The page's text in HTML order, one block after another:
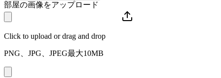
部屋の画像をアップロード
Click to upload or drag and drop
PNG、JPG、JPEG最大10MB